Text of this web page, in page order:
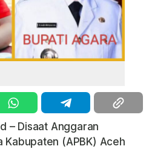
– Disaat Anggaran
Kabupaten (APBK) Aceh